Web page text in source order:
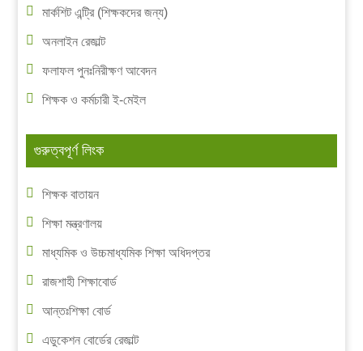
মার্কশিট এন্ট্রি (শিক্ষকদের জন্য)
অনলাইন রেজাল্ট
ফলাফল পুনঃনিরীক্ষণ আবেদন
শিক্ষক ও কর্মচারী ই-মেইল
গুরুত্বপূর্ণ লিংক
শিক্ষক বাতায়ন
শিক্ষা মন্ত্রণালয়
মাধ্যমিক ও উচ্চমাধ্যমিক শিক্ষা অধিদপ্তর
রাজশাহী শিক্ষাবোর্ড
আন্তঃশিক্ষা বোর্ড
এডুকেশন বোর্ডের রেজাল্ট